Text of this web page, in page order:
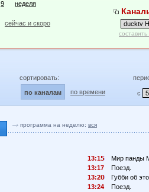
9 неделя
сейчас и скоро
сортировать:
по каналам по времени с
программа на неделю: вся
13:1
Мир панды
13:17
Поезд.
13:2
Губби об
13:24
Поезд.